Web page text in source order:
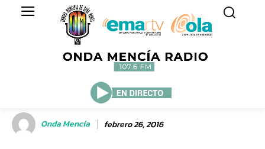
Onda Mencía febrero 26, 2016